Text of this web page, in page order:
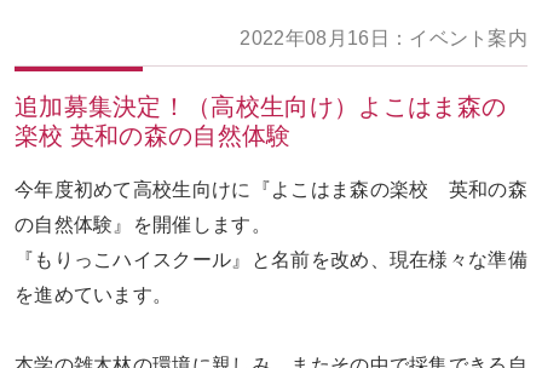
お問い合わせ
2022年08月16日：イベント案内
追加募集決定！（高校生向け）よこはま森の
楽校 英和の森の自然体験
今年度初めて高校生向けに『よこはま森の楽校 英和の森
の自然体験』を開催します。
『もりっこハイスクール』と名前を改め、現在様々な準備
を進めています。